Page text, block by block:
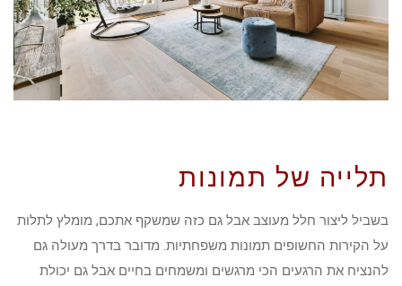
תלייה של תמונות
בשביל ליצור חלל מעוצב אבל גם כזה שמשקף אתכם, מומלץ לתלות
על הקירות החשופים תמונות משפחתיות. מדובר בדרך מעולה גם
להנציח את הרגעים הכי מרגשים ומשמחים בחיים אבל גם יכולת